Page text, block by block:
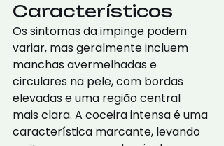
Característicos
Os sintomas da impinge podem
variar, mas geralmente incluem
manchas avermelhadas e
circulares na pele, com bordas
elevadas e uma região central
mais clara. A coceira intensa é uma
característica marcante, levando